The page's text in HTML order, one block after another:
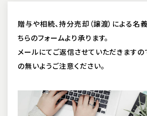
贈与や相続、持分売却（譲渡）による名
ちらのフォームより承ります。
メールにてご返信させていただきますの
の無いようご注意ください。